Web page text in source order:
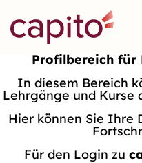
Profilbereich für
In diesem Bereich
Lehrgänge und Kurse
Hier können Sie Ihre
Für den Login zu